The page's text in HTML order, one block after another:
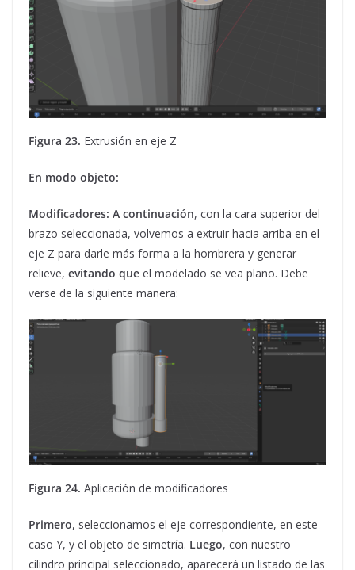
Figura 23. Extrusión en eje Z
En modo objeto:
Modificadores: A continuación, con la cara superior del
brazo seleccionada, volvemos a extruir hacia arriba en el
eje Z para darle más forma a la hombrera y generar
relieve, evitando que el modelado se vea plano. Debe
verse de la siguiente manera:
Figura 24. Aplicación de modificadores
Primero, seleccionamos el eje correspondiente, en este
caso Y, y el objeto de simetría. Luego, con nuestro
cilindro principal seleccionado, aparecerá un listado de las